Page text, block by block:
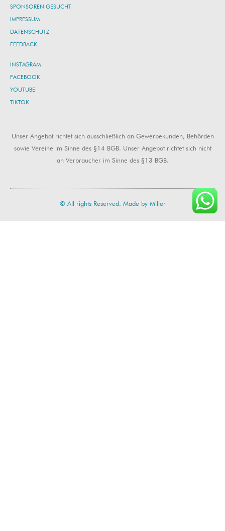
SPONSOREN GESUCHT
IMPRESSUM
DATENSCHUTZ
FEEDBACK
INSTAGRAM
FACEBOOK
YOUTUBE
TIKTOK
Unser Angebot richtet sich ausschließlich an Gewerbekunden, Behörden
sowie Vereine im Sinne des §14 BGB. Unser Angebot richtet sich nicht
an Verbraucher im Sinne des §13 BGB.
© All rights Reserved. Made by Miller